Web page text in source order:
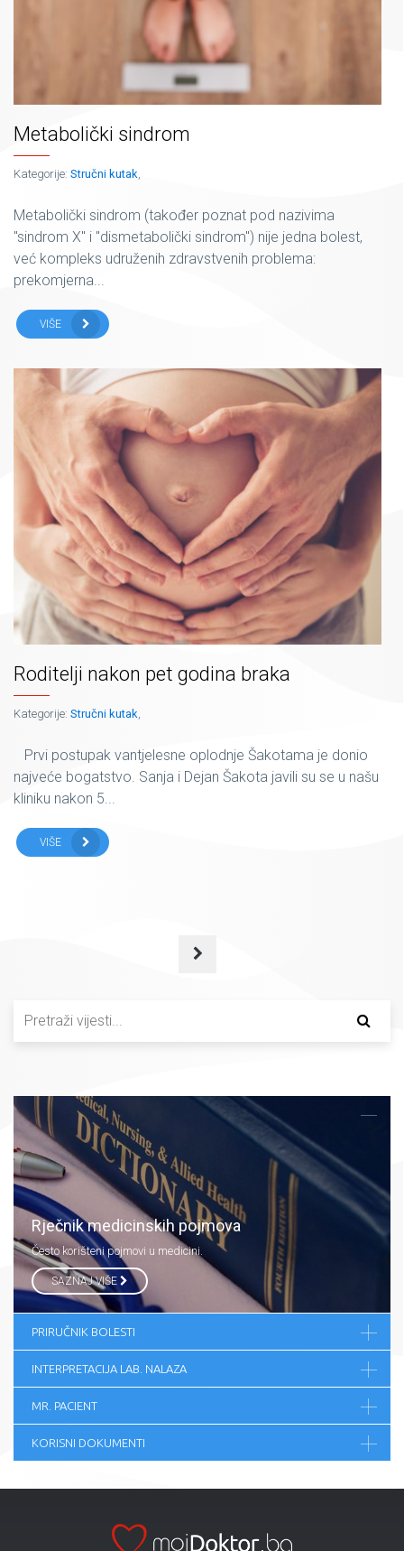
Metabolički sindrom
Kategorije: Stručni kutak,
Metabolički sindrom (također poznat pod nazivima
"sindrom X" i "dismetabolički sindrom") nije jedna bolest,
već kompleks udruženih zdravstvenih problema:
prekomjerna...
VIŠE
Roditelji nakon pet godina braka
Kategorije: Stručni kutak,
Prvi postupak vantjelesne oplodnje Šakotama je donio
najveće bogatstvo. Sanja i Dejan Šakota javili su se u našu
kliniku nakon 5...
VIŠE
Rječnik medicinskih pojmova
Često korišteni pojmovi u medicini.
SAZNAJ VIŠE
PRIRUČNIK BOLESTI
INTERPRETACIJA LAB. NALAZA
MR. PACIENT
KORISNI DOKUMENTI